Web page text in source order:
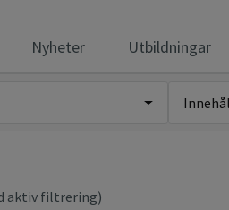
Nyheter Utbildningar
aktiv filtrering)